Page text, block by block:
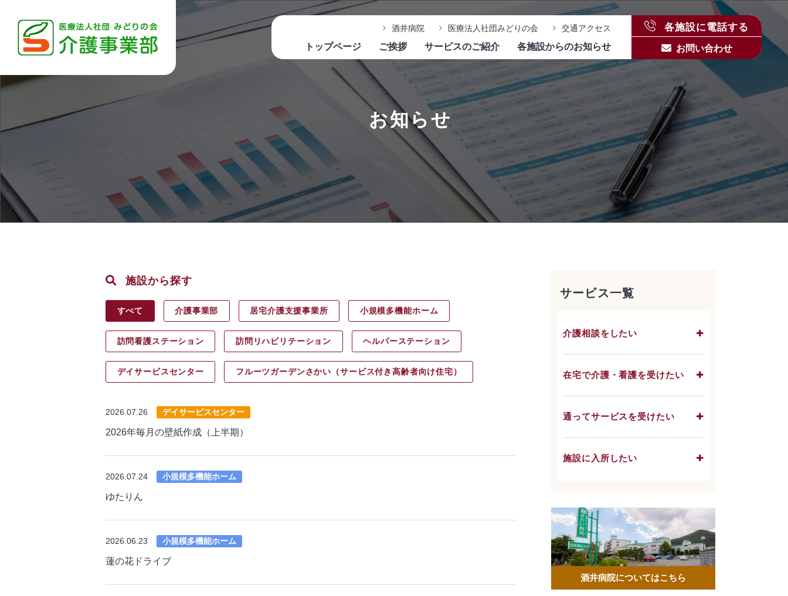
酒井病院 医療法人社団みどりの会 交通アクセス
トップページ ご挨拶 サービスのご紹介 各施設からのお知らせ
各施設に電話する
お問い合わせ
お知らせ
施設から探す
すべて 介護事業部 居宅介護支援事業所 小規模多機能ホーム
訪問看護ステーション 訪問リハビリ テーション ヘルパーステーション
デイサービスセンター フルーツガーデンさかい（サービス付き高齢者向け住宅）
2026.07.26 デイサービスセンター
2026年毎月の壁紙作成（上半期）
2026.07.24 小規模多機能ホーム
ゆたりん
2026.06.23 小規模多機能ホーム
蓮の花ドライブ
サービス一覧
介護相談をしたい
在宅で介護・看護を受けたい
通ってサービスを受けたい
施設に入所したい
酒井病院についてはこちら